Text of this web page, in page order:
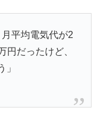
平均電気代が2
だったけど、
」